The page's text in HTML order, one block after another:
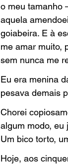
o meu tamanho
aquela
goiabeira. E à
me amar muito,
sem nunca me
Eu era menina
pesava demais
Chorei
algum modo, eu
Um bico torto,
Hoje, aos